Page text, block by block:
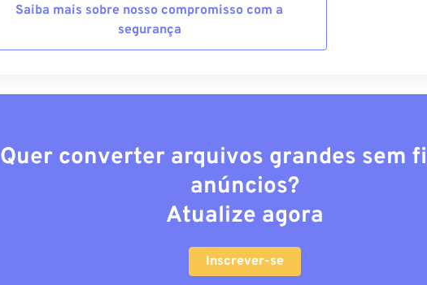
Saiba mais sobre nosso compromisso com a
segurança
Quer converter arquivos grandes sem
anúncios?
Atualize agora
Inscrever-se